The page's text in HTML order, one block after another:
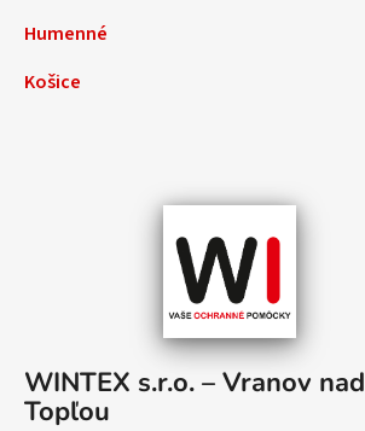
Humenné
Košice
WINTEX s.r.o. – Vranov nad
Topľou